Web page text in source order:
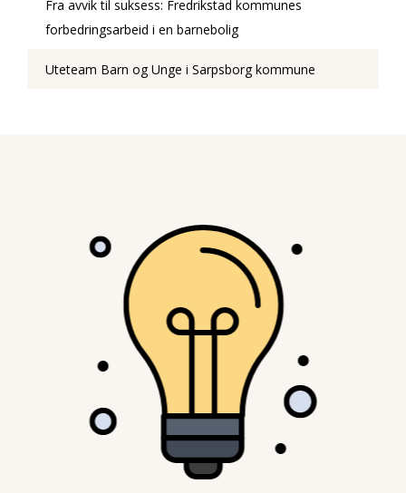
Fra avvik til suksess: Fredrikstad kommunes
forbedringsarbeid i en barnebolig
Uteteam Barn og Unge i Sarpsborg kommune